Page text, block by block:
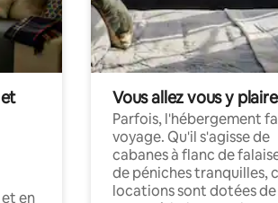
en
Vous allez vous y plaire
Parfois, l'hébergement
voyage. Qu'il s'agisse de
cabanes à flanc de
de péniches tranquilles,
locations sont dotées de